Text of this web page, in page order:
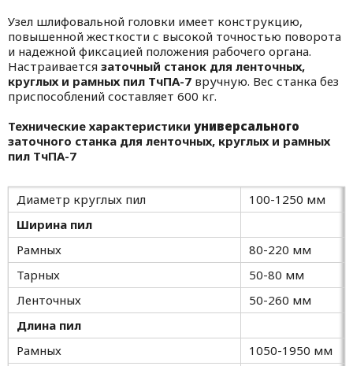
Узел шлифовальной головки имеет конструкцию,
повышенной жесткости с высокой точностью поворота
и надежной фиксацией положения рабочего органа.
Настраивается заточный станок для ленточных,
круглых и рамных пил ТчПА-7 вручную. Вес станка без
приспособлений составляет 600 кг.
Технические характеристики универсального
заточного станка для ленточных, круглых и рамных
пил ТчПА-7
Диаметр круглых пил
100-1250 мм
Ширина пил
Рамных
80-220 мм
Тарных
50-80 мм
Ленточных
50-260 мм
Длина пил
Рамных
1050-1950 мм